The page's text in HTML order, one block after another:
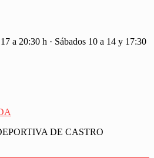
a 20:30 h · Sábados 10 a 14 y 17:30
DE CASTRO